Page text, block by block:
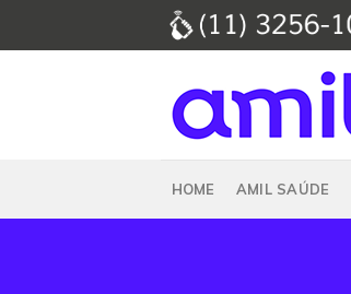
HOME AMIL SAÚDE